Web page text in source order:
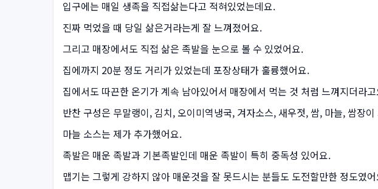
입구에는 매일 생족을 직접삶는다고 적혀있었는데요.
진짜 먹었을 때 당일 삶은거라는게 잘 느껴졌어요.
그리고 매장에서도 직접 삶은 족발을 눈으로 볼 수 있었어요.
집에까지 20분 정도 거리가 있었는데 포장상태가 훌륭했어요.
집에서도 따끈한 온기가 계속 남아있어서 매장에서 먹는 것 처럼 느껴지더라
반찬 구성은 무말랭이, 김치, 오이미역냉국, 겨자소스, 새우젓, 쌈, 마늘, 쌈장
마늘 소스는 제가 추가했어요.
족발은 매운 족발과 기본족발인데 매운 족발이 특히 중독성 있어요.
맵기는 그렇게 강하지 않아 매운것을 잘 못드시는 분들도 도전할만한 정도였